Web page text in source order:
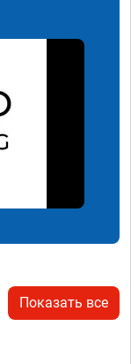
Показать все